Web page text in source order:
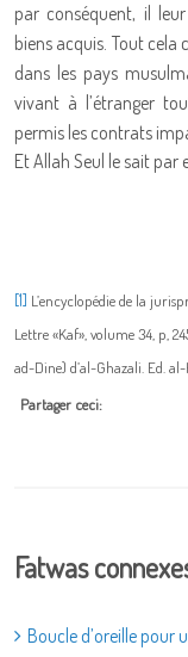
par conséquent, il
biens acquis. Tout
dans les pays
vivant à l’étranger
permis les contrats
Et Allah Seul le sait
[1] L’encyclopédie de la
Lettre «Kaf», volume 34, p,
ad-Dine) d’al-Ghazali. Ed. al-
Partager ceci:
Fatwas
Boucle d’oreille pour